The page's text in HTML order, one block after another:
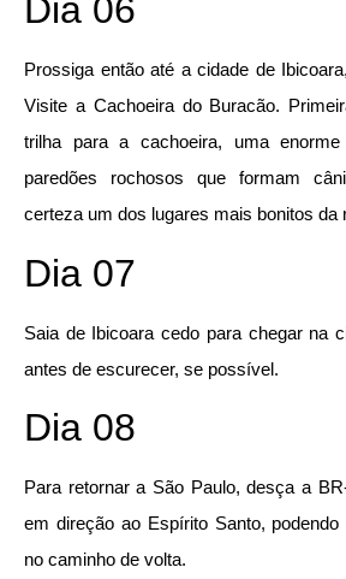
Dia 06
Prossiga então até a cidade de
Visite a Cachoeira do Buracão.
trilha para a cachoeira, uma enorme
paredões rochosos que formam
certeza um dos lugares mais bonitos da
Dia 07
Saia de Ibicoara cedo para chegar na
antes de escurecer, se possível.
Dia 08
Para retornar a São Paulo, desça a
em direção ao Espírito Santo,
no caminho de volta.